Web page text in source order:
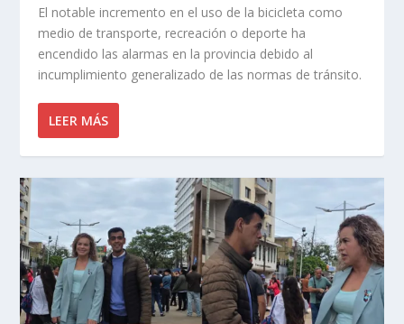
El notable incremento en el uso de la bicicleta como
medio de transporte, recreación o deporte ha
encendido las alarmas en la provincia debido al
incumplimiento generalizado de las normas de tránsito.
LEER MÁS